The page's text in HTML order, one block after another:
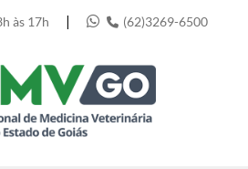
às 17h | (62)3269-6500